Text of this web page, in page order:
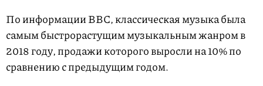
По информации BBC, классическая музыка была
самым быстрорастущим музыкальным жанром в
2018 году, продажи которого выросли на 10% по
сравнению с предыдущим годом.